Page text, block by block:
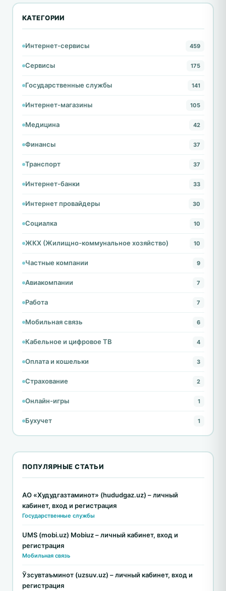
КАТЕГОРИИ
Интернет-сервисы 459
Сервисы 175
Государственные службы 141
Интернет-магазины 105
Медицина 42
Финансы 37
Транспорт 37
Интернет-банки 33
Интернет провайдеры 30
Социалка 10
ЖКХ (Жилищно-коммунальное хозяйство) 10
Частные компании 9
Авиакомпании 7
Работа 7
Мобильная связь 6
Кабельное и цифровое ТВ 4
Оплата и кошельки 3
Страхование 2
Онлайн-игры 1
Бухучет 1
ПОПУЛЯРНЫЕ СТАТЬИ
АО «Худудгазтаминот» (hududgaz.uz) – личный
кабинет, вход и регистрация
Государственные службы
UMS (mobi.uz) Mobiuz – личный кабинет, вход и
регистрация
Мобильная связь
Ўзсувтаъминот (uzsuv.uz) – личный кабинет, вход и
регистрация